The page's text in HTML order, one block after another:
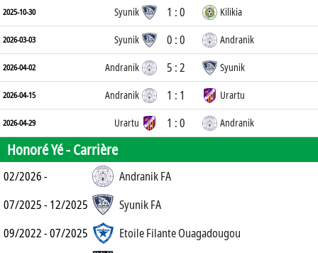
2025-10-30 Syunik 1 : 0 Kilikia
2026-03-03 Syunik 0 : 0 Andranik
2026-04-02 Andranik 5 : 2 Syunik
2026-04-15 Andranik 1 : 1 Urartu
2026-04-29 Urartu 1 : 0 Andranik
Honoré Yé -Carrière
02/2026 -
Andranik FA
07/2025 - 12/2025
Syunik FA
09/2022 - 07/2025
Etoile Filante Ouagadougou